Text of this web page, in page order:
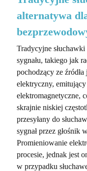
alternatywa
Tradycyjne słuchawki
sygnału, takiego jak
pochodzący ze źródła
elektryczny,
elektromagnetyczne,
skrajnie niskiej
przesyłany do
sygnał przez głośnik
Promieniowanie
procesie, jednak jest
w przypadku